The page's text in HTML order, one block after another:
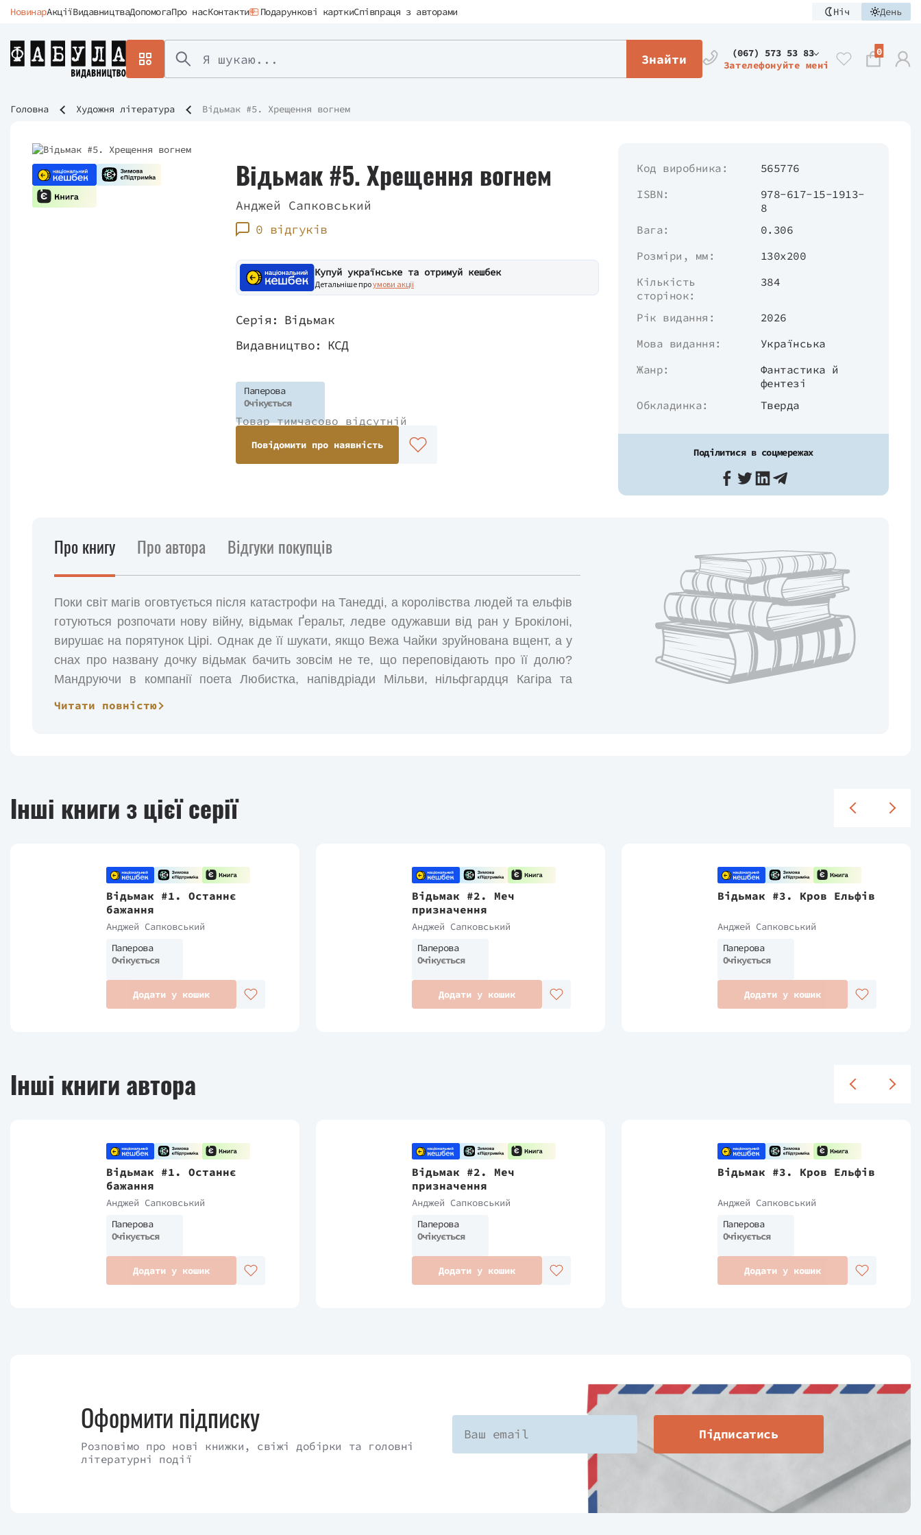
НовинарАкціїВидавництваДопомогаПро насКонтакти Подарункові карткиСпівпраця з авторами Ніч День
Знайти
(067) 573 53 83
Зателефонуйте мені
0
Головна Художня література Відьмак #5. Хрещення вогнем
Відьмак #5. Хрещення вогнем
Анджей Сапковський
0 відгуків
Купуй українське та отримуй кешбек
Детальніше проумови акції
Серія: Відьмак
Видавництво: КСД
Паперова
Очікується
Товар тимчасово відсутній
Повідомити про наявність
Код виробника:
565776
ISBN:
978-617-15-1913-
8
Вага:
0.306
Розміри, мм:
130х200
Кількість
сторінок:
384
Рік видання:
2026
Мова видання:
Українська
Жанр:
Фантастика й
фентезі
Обкладинка:
Тверда
Поділитися в соцмережах
Про книгу Про автора Відгуки покупців
Поки світ магів оговтується після катастрофи на Танедді, а королівства людей та ельфів
готуються розпочати нову війну, відьмак Ґеральт, ледве одужавши від ран у Брокілоні,
вирушає на порятунок Цірі. Однак де її шукати, якщо Вежа Чайки зруйнована вщент, а у
снах про названу дочку відьмак бачить зовсім не те, що переповідають про її долю?
Мандруючи в компанії поета Любистка, напівдріади Мільви, нільфгардця Кагіра та
п’ятсотлітнього вампіра Реґіса Ґеральт зрозуміє: він не може більше миритися з ріками
Читати повністю
Інші книги з цієї серії
Відьмак #1. Останнє
бажання
Анджей Сапковський
Паперова
Очікується
Додати у кошик
Відьмак #2. Меч
призначення
Анджей Сапковський
Паперова
Очікується
Додати у кошик
Відьмак #3. Кров Ельфів
Анджей Сапковський
Паперова
Очікується
Додати у кошик
Інші книги автора
Відьмак #1. Останнє
бажання
Анджей Сапковський
Паперова
Очікується
Додати у кошик
Відьмак #2. Меч
призначення
Анджей Сапковський
Паперова
Очікується
Додати у кошик
Відьмак #3. Кров Ельфів
Анджей Сапковський
Паперова
Очікується
Додати у кошик
Оформити підписку
Розповімо про нові книжки, свіжі добірки та головні
літературні події
Підписатись